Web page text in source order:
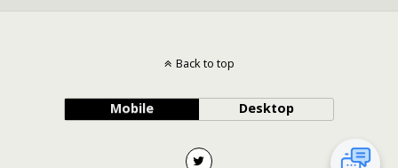
Back to top
Mobile Desktop